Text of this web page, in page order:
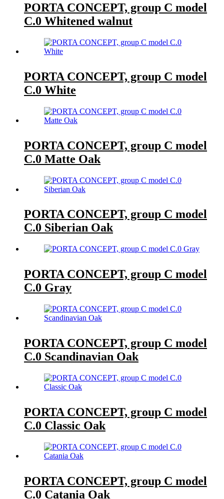
PORTA CONCEPT, group C model
C.0 Whitened walnut
PORTA CONCEPT, group C model
C.0 White
PORTA CONCEPT, group C model
C.0 Matte Oak
PORTA CONCEPT, group C model
C.0 Siberian Oak
PORTA CONCEPT, group C model
C.0 Gray
PORTA CONCEPT, group C model
C.0 Scandinavian Oak
PORTA CONCEPT, group C model
C.0 Classic Oak
PORTA CONCEPT, group C model
C.0 Catania Oak